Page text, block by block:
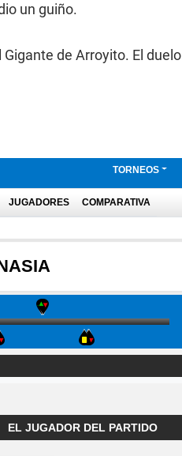
un guiño.
de Arroyito. El duelo